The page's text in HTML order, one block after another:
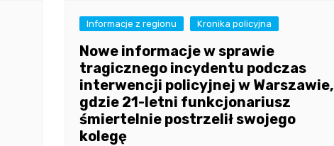
Informacje z regionu Kronika policyjna
Nowe informacje w sprawie
tragicznego incydentu podczas
interwencji policyjnej w Warszawie,
gdzie 21-letni funkcjonariusz
śmiertelnie postrzelił swojego
kolegę